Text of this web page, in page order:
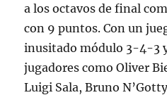
a los octavos de final
con 9 puntos. Con un
inusitado módulo 3-4-3
jugadores como Oliver
Luigi Sala, Bruno